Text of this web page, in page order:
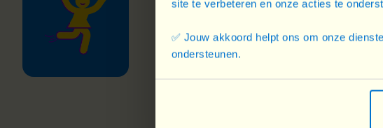
site te verbeteren en onze acties te
✅ Jouw akkoord helpt ons om onze
ondersteunen.
Confrontées au harcèlement au
ne se sentent pas en sécurité dans les
publics.Tandis qu’en ligne, elles sont